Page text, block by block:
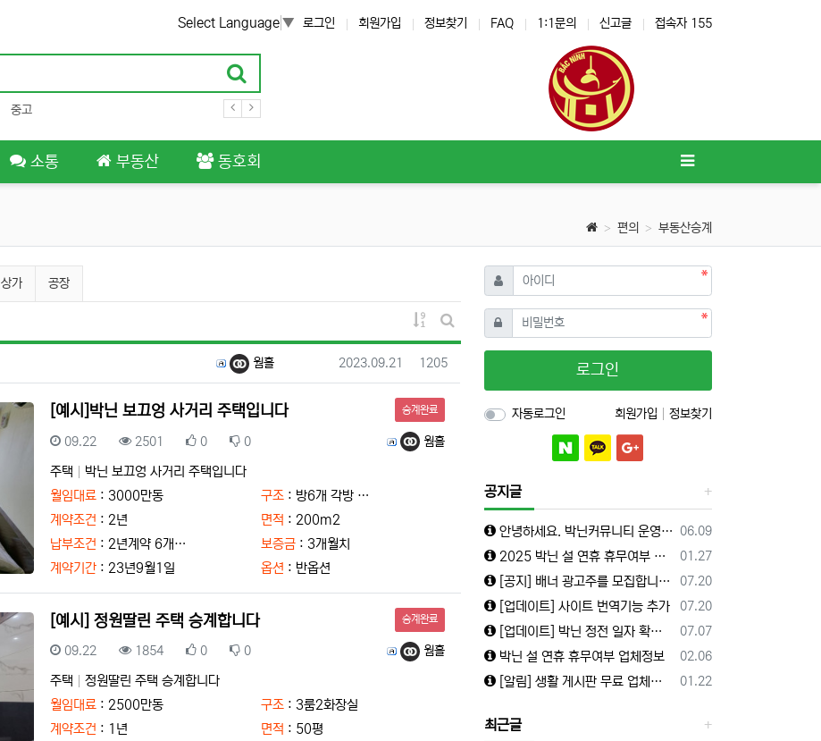
로그인 회원가입 정보찾기 FAQ 1:1문의 신고글 접속자 155
중고
소통 부동산 동호회
편의 부동산승계
Select Language▼
상가 공장
게시물 정렬
게시판 검색
등록자 웜홀 등록일
2023.09.21 조회
1205
[예시]박닌 보끄엉 사거리 주택입니다상태 승계완료
등록자 웜홀
등록일
09.22 조회
2501 추천
0 비추천
0
주택
박닌 보끄엉 사거리 주택입니다
월임대료: 3000만동 구조: 방6개 각방 …
계약조건 : 2년 면적 : 200m2
납부조건 : 2년계약 6개… 보증금: 3개월치
계약기간: 23년9월1일 옵션 : 반옵션
[예시] 정원딸린 주택 승계합니다상태 승계완료
등록자 웜홀
등록일
09.22 조회
1854 추천
0 비추천
0
주택
정원딸린 주택 승계합니다
월임대료: 2500만동 구조: 3룸2화장실
계약조건 : 1년 면적 : 50평
아이디 필수
비밀번호필수
로그인
자동로그인 회원가입 정보찾기
공지글
등록일
06.09
안녕하세요. 박닌커뮤니티 운영자입니다.
등록일
01.27
2025 박닌 설 연휴 휴무여부 업체정보
등록일
07.20
[공지] 배너 광고주를 모집합니다.(수정)
등록일
07.20
[업데이트] 사이트 번역기능 추가
등록일
07.07
[업데이트] 박닌 정전 일자 확인안내
등록일
02.06
박닌 설 연휴 휴무여부 업체정보
등록일
01.22
[알림] 생활 게시판 무료 업체등록 해드립니다.
최근글